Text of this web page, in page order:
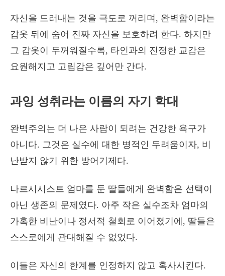
자신을 드러내는 것을 극도로 꺼리며, 완벽함이라는
갑옷 뒤에 숨어 진짜 자신을 보호하려 한다. 하지만
그 갑옷이 두꺼워질수록, 타인과의 진정한 교감은
요원해지고 고립감은 깊어만 간다.
과잉 성취라는 이름의 자기 학대
완벽주의는 더 나은 사람이 되려는 건강한 욕구가
아니다. 그것은 실수에 대한 병적인 두려움이자, 비
난받지 않기 위한 방어기제다.
나르시시스트 엄마를 둔 딸들에게 완벽함은 선택이
아닌 생존의 문제였다. 아주 작은 실수조차 엄마의
가혹한 비난이나 정서적 철회로 이어졌기에, 딸들은
스스로에게 관대해질 수 없었다.
이들은 자신의 한계를 인정하지 않고 혹사시킨다.